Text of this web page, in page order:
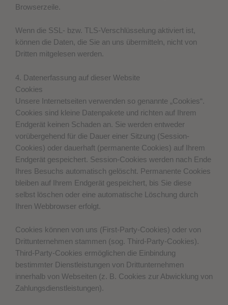
Browserzeile.
Wenn die SSL- bzw. TLS-Verschlüsselung aktiviert ist,
können die Daten, die Sie an uns übermitteln, nicht von
Dritten mitgelesen werden.
4. Datenerfassung auf dieser Website
Cookies
Unsere Internetseiten verwenden so genannte „Cookies“.
Cookies sind kleine Datenpakete und richten auf Ihrem
Endgerät keinen Schaden an. Sie werden entweder
vorübergehend für die Dauer einer Sitzung (Session-
Cookies) oder dauerhaft (permanente Cookies) auf Ihrem
Endgerät gespeichert. Session-Cookies werden nach Ende
Ihres Besuchs automatisch gelöscht. Permanente Cookies
bleiben auf Ihrem Endgerät gespeichert, bis Sie diese
selbst löschen oder eine automatische Löschung durch
Ihren Webbrowser erfolgt.
Cookies können von uns (First-Party-Cookies) oder von
Drittunternehmen stammen (sog. Third-Party-Cookies).
Third-Party-Cookies ermöglichen die Einbindung
bestimmter Dienstleistungen von Drittunternehmen
innerhalb von Webseiten (z. B. Cookies zur Abwicklung von
Zahlungsdienstleistungen).